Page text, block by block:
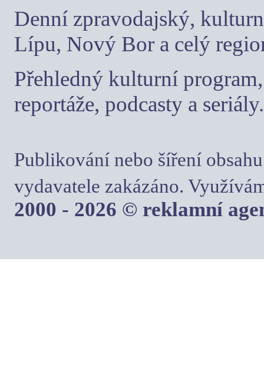
Denní zpravodajský,
Lípu, Nový Bor a celý
Přehledný kulturní
reportáže, podcasty a seriály.
Publikování nebo šíření
vydavatele zakázáno.
2000 - 2026 © reklamní